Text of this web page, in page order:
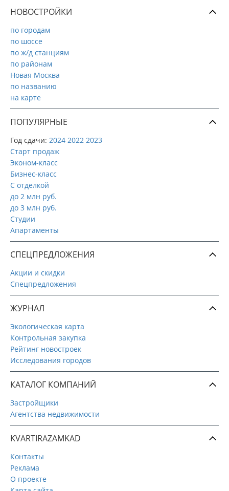
НОВОСТРОЙКИ
по городам
по шоссе
по ж/д станциям
по районам
Новая Москва
по названию
на карте
ПОПУЛЯРНЫЕ
Год сдачи: 2024 2022 2023
Старт продаж
Эконом-класс
Бизнес-класс
С отделкой
до 2 млн руб.
до 3 млн руб.
Студии
Апартаменты
СПЕЦПРЕДЛОЖЕНИЯ
Акции и скидки
Спецпредложения
ЖУРНАЛ
Экологическая карта
Контрольная закупка
Рейтинг новостроек
Исследования городов
КАТАЛОГ КОМПАНИЙ
Застройщики
Агентства недвижимости
KVARTIRAZAMKAD
Контакты
Реклама
О проекте